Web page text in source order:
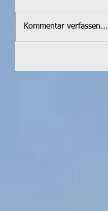
Kommentar verfassen...